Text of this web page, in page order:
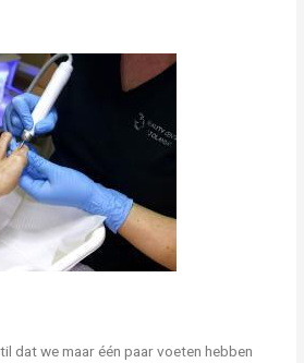
dat we maar één paar voeten hebben